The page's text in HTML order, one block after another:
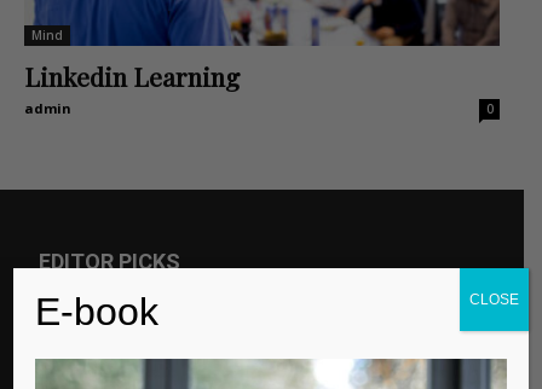
Mind
Linkedin Learning
admin 0
EDITOR PICKS
E-book CLOSE